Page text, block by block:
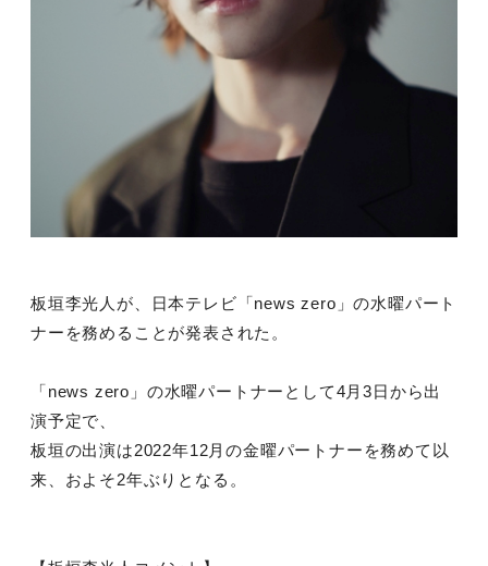
板垣李光人が、日本テレビ「news zero」の水曜パート
ナーを務めることが発表された。
「news zero」の水曜パートナーとして4月3日から出
演予定で、
板垣の出演は2022年12月の金曜パートナーを務めて以
来、およそ2年ぶりとなる。